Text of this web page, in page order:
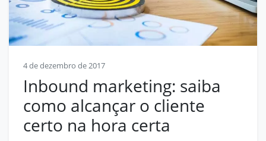
4 de dezembro de 2017
Inbound marketing: saiba
como alcançar o cliente
certo na hora certa